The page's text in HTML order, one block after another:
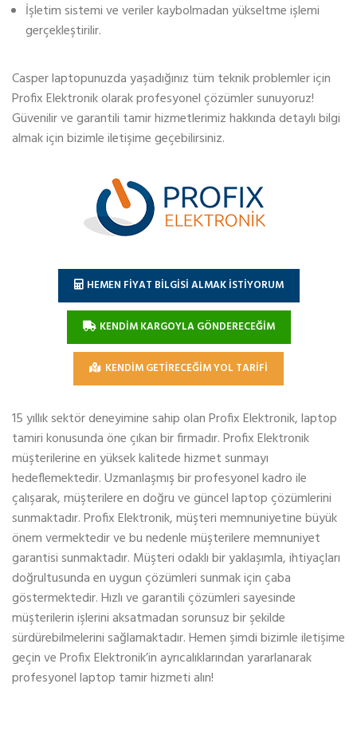
İşletim sistemi ve veriler kaybolmadan yükseltme işlemi
gerçekleştirilir.
Casper laptopunuzda yaşadığınız tüm teknik problemler için
Profix Elektronik olarak profesyonel çözümler sunuyoruz!
Güvenilir ve garantili tamir hizmetlerimiz hakkında detaylı bilgi
almak için bizimle iletişime geçebilirsiniz.
HEMEN FİYAT BİLGİSİ ALMAK İSTİYORUM
KENDİM KARGOYLA GÖNDERECEĞİM
KENDİM GETİRECEĞİM YOL TARİFİ
15 yıllık sektör deneyimine sahip olan Profix Elektronik, laptop
tamiri konusunda öne çıkan bir firmadır. Profix Elektronik
müşterilerine en yüksek kalitede hizmet sunmayı
hedeflemektedir. Uzmanlaşmış bir profesyonel kadro ile
çalışarak, müşterilere en doğru ve güncel laptop çözümlerini
sunmaktadır. Profix Elektronik, müşteri memnuniyetine büyük
önem vermektedir ve bu nedenle müşterilere memnuniyet
garantisi sunmaktadır. Müşteri odaklı bir yaklaşımla, ihtiyaçları
doğrultusunda en uygun çözümleri sunmak için çaba
göstermektedir. Hızlı ve garantili çözümleri sayesinde
müşterilerin işlerini aksatmadan sorunsuz bir şekilde
sürdürebilmelerini sağlamaktadır. Hemen şimdi bizimle iletişime
geçin ve Profix Elektronik’in ayrıcalıklarından yararlanarak
profesyonel laptop tamir hizmeti alın!